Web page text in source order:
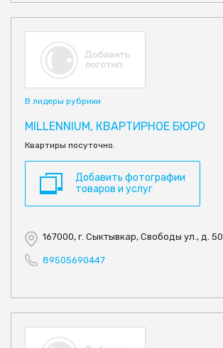
В лидеры рубрики
MILLENNIUM, КВАРТИРНОЕ БЮРО
Квартиры посуточно.
Добавить фотографии
товаров и услуг
167000, г. Сыктывкар, Свободы ул., д. 50
89505690447